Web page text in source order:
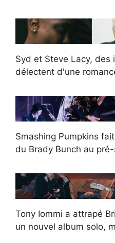
Syd et Steve Lacy, des
délectent d'une
Smashing Pumpkins
du Brady Bunch au
Tony Iommi a attrapé
un nouvel album solo,